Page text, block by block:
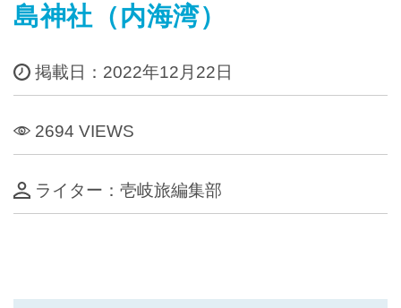
島神社（内海湾）
掲載日：2022年12月22日
2694 VIEWS
ライター：壱岐旅編集部